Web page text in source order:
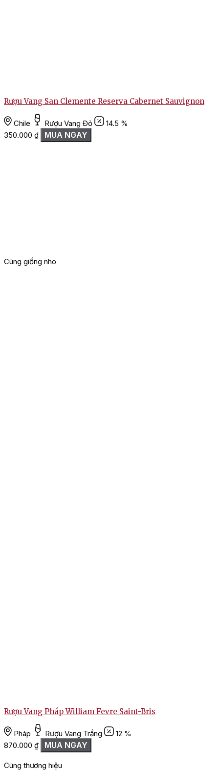
Rượu Vang San Clemente Reserva Cabernet Sauvignon
Chile Rượu Vang Đỏ
14.5 %
350.000 ₫ MUA NGAY
Cùng giống nho
Rượu Vang Pháp William Fevre Saint-Bris
Pháp Rượu Vang Trắng
12 %
870.000 ₫ MUA NGAY
Cùng thương hiệu